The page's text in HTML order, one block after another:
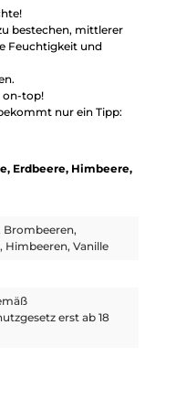
bestechen, mittlerer
Feuchtigkeit und
on-top!
nur ein Tipp:
Erdbeere, Himbeere,
Brombeeren,
Himbeeren, Vanille
erst ab 18